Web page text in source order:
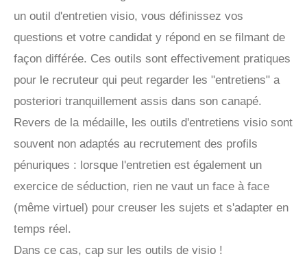
un outil d'entretien visio, vous définissez vos
questions et votre candidat y répond en se filmant de
façon différée. Ces outils sont effectivement pratiques
pour le recruteur qui peut regarder les "entretiens" a
posteriori tranquillement assis dans son canapé.
Revers de la médaille, les outils d'entretiens visio sont
souvent non adaptés au recrutement des profils
pénuriques : lorsque l'entretien est également un
exercice de séduction, rien ne vaut un face à face
(même virtuel) pour creuser les sujets et s'adapter en
temps réel.
Dans ce cas, cap sur les outils de visio !